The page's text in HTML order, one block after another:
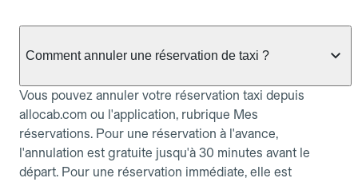
Comment annuler une réservation de taxi ?
Vous pouvez annuler votre réservation taxi depuis
allocab.com ou l'application, rubrique Mes
réservations. Pour une réservation à l'avance,
l'annulation est gratuite jusqu'à 30 minutes avant le
départ. Pour une réservation immédiate, elle est